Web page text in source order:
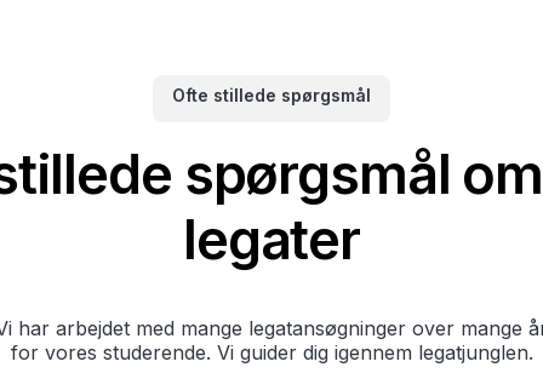
Ofte stillede spørgsmål
spørgsmål
legater
har arbejdet med mange legatansøgninger over mange
for vores studerende. Vi guider dig igennem legatjunglen.